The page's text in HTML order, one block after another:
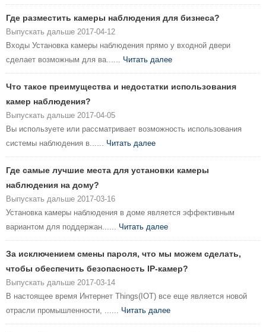
Где разместить камеры наблюдения для бизнеса?
Выпускать дальше 2017-04-12
Входы Установка камеры наблюдения прямо у входной двери
сделает возможным для ва...... Читать далее
Что такое преимущества и недостатки использования
камер наблюдения?
Выпускать дальше 2017-04-05
Вы используете или рассматривает возможность использования
системы наблюдения в...... Читать далее
Где самые лучшие места для установки камеры
наблюдения на дому?
Выпускать дальше 2017-03-16
Установка камеры наблюдения в доме является эффективным
вариантом для поддержан...... Читать далее
За исключением смены пароля, что мы можем сделать,
чтобы обеспечить безопасность IP-камер?
Выпускать дальше 2017-03-14
В настоящее время Интернет Things(IOT) все еще является новой
отрасли промышленности, ...... Читать далее